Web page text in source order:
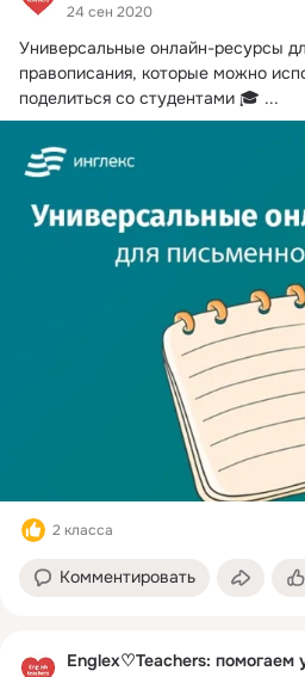
24 сен 2020
Универсальные онлайн-ресурсы
правописания, которые можно
поделиться со студентами 🎓 ...
2 класса
Комментировать
Englex♡Teachers: помогаем